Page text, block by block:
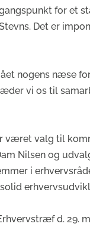
for et
Det er
nogens næse
vi os til
været valg til
Nilsen og
i
d. 29.